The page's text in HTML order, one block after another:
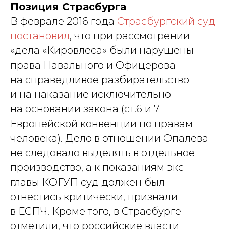
Позиция Страсбурга
В феврале 2016 года Страсбургский суд
постановил, что при рассмотрении
«дела «Кировлеса» были нарушены
права Навального и Офицерова
на справедливое разбирательство
и на наказание исключительно
на основании закона (ст.6 и 7
Европейской конвенции по правам
человека). Дело в отношении Опалева
не следовало выделять в отдельное
производство, а к показаниям экс-
главы КОГУП суд должен был
отнестись критически, признали
в ЕСПЧ. Кроме того, в Страсбурге
отметили, что российские власти